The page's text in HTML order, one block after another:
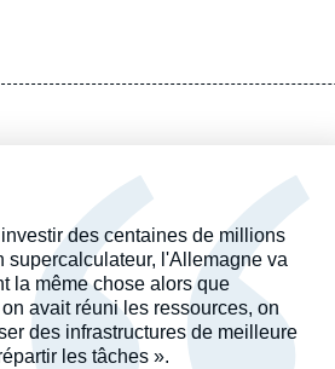
des centaines de millions
supercalculateur, l'Allemagne va
la même chose alors que
avait réuni les ressources, on
des infrastructures de meilleure
les tâches ».